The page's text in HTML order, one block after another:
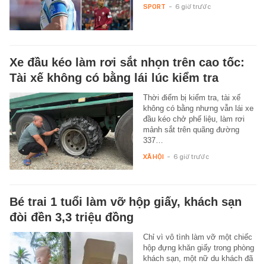
SPORT - 6 giờ trước
Xe đầu kéo làm rơi sắt nhọn trên cao tốc:
Tài xế không có bằng lái lúc kiểm tra
Thời điểm bị kiểm tra, tài xế
không có bằng nhưng vẫn lái xe
đầu kéo chở phế liệu, làm rơi
mảnh sắt trên quãng đường
337…
XÃ HỘI - 6 giờ trước
Bé trai 1 tuổi làm vỡ hộp giấy, khách sạn
đòi đền 3,3 triệu đồng
Chỉ vì vô tình làm vỡ một chiếc
hộp đựng khăn giấy trong phòng
khách sạn, một nữ du khách đã